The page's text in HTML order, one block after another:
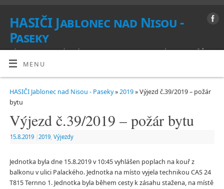
HASIČI Jablonec nad Nisou -
Paseky
VÍTEJTE NA STRÁNKÁCH SBORU DOBROVOLNÝCH HASIČŮ
MENU
HASIČI Jablonec nad Nisou - Paseky»2019» Výjezd č.39/2019 – požár
bytu
Výjezd č.39/2019 – požár bytu
15.8.2019 2019, Výjezdy
Jednotka byla dne 15.8.2019 v 10:45 vyhlášen poplach na kouř z
balkonu v ulici Palackého. Jednotka na místo vyjela technikou CAS 24
T815 Ternno 1. Jednotka byla během cesty k zásahu stažena, na místě